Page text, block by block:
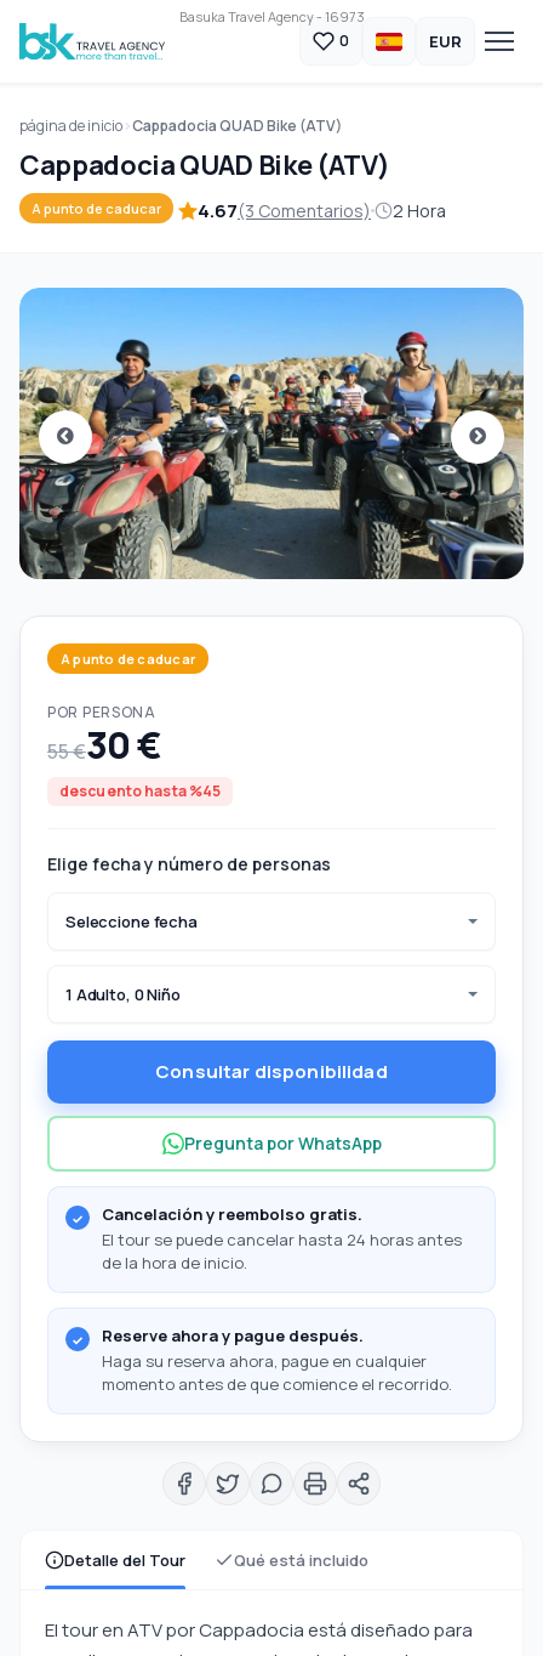
Basuka Travel Agency - 16973
0 EUR
página de inicio Cappadocia QUAD Bike (ATV)
Cappadocia QUAD Bike (ATV)
A punto de caducar 4.67(3 Comentarios) 2 Hora
Detalle del Tour Qué está incluido
El tour en ATV por Cappadocia está diseñado para
A punto de caducar
POR PERSONA
55 €30 €
descuento hasta %45
Elige fecha y número de personas
Seleccione fecha
1 Adulto, 0 Niño
Consultar disponibilidad
Pregunta por WhatsApp
Cancelación y reembolso gratis.
El tour se puede cancelar hasta 24 horas antes
de la hora de inicio.
Reserve ahora y pague después.
Haga su reserva ahora, pague en cualquier
momento antes de que comience el recorrido.